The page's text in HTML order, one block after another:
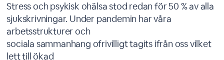
Stress och psykisk ohälsa stod redan för 50 % av alla
sjukskrivningar. Under pandemin har våra
arbetsstrukturer och
sociala sammanhang ofrivilligt tagits ifrån oss vilket
lett till ökad